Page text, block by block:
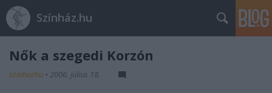
Színház.hu
Nők a szegedi Korzón
szinhazhu • 2006. július 18.